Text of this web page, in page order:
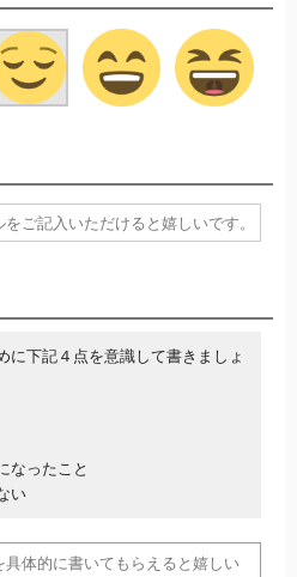
に下記４点を意識して書きましょ
なったこと
い